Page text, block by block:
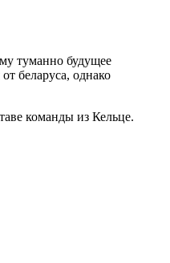
туманно будущее
беларуса, однако
команды из Кельце.